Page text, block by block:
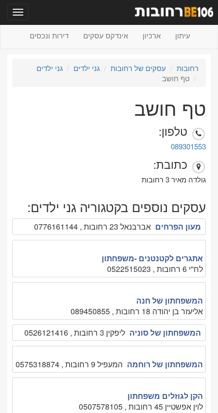
עיתון ארכיון אינדקס עסקים דירות ונכסים
רחובות עסקים של רחובות גני ילדים
גני ילדים
טף חושב
טף חושב
טלפון:
089301553
כתובת:
גולדה מאיר 3 רחובות
עסקים נוספים בקטגוריה גני ילדים:
מעון הפרחים אברבנאל 23 רחובות , 0776161144
אתגרים לקטנטנים -משפחתון
לח''י 6 רחובות , 0522515023
המשפחתון של חנה
אליעזר בן יהודה 18 רחובות , 089450855
המשפחתון של סוניה ליפקין 3 רחובות , 0526121416
המשפחתון של רוחמה המעפיל 9 רחובות , 0575318874
הקן לגוזלים משפחתון
לוין אפשטיין 45 רחובות , 0507578105